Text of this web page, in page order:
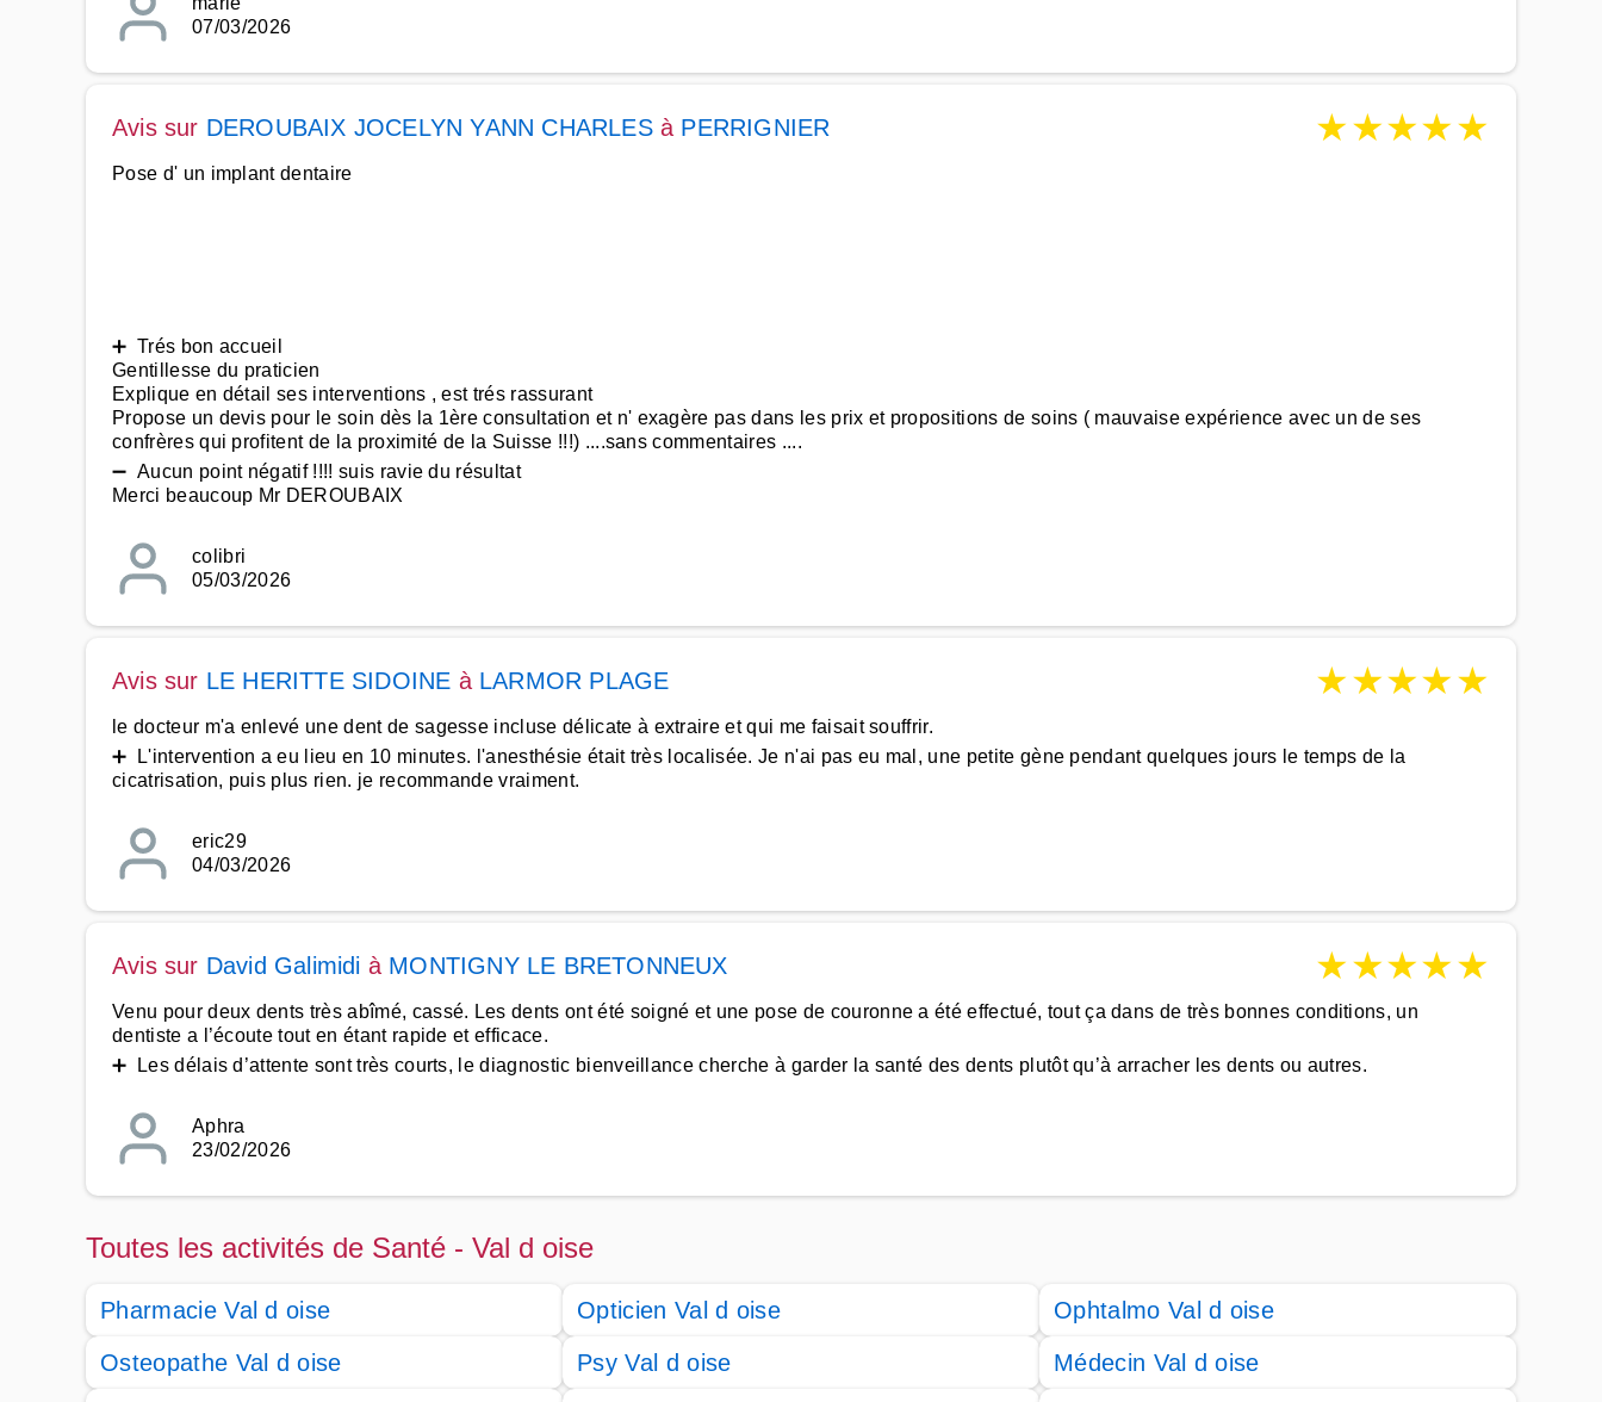
07/03/2026
Avis sur DEROUBAIX JOCELYN YANN CHARLESà PERRIGNIER ★★★★★
Pose d' un implant dentaire
➕ Trés bon accueil
Gentillesse du praticien
Explique en détail ses interventions , est trés rassurant
Propose un devis pour le soin dès la 1ère consultation et n' exagère pas dans les prix et propositions de soins ( mauvaise expérience avec un de ses
confrères qui profitent de la proximité de la Suisse !!!) ....sans commentaires ....
➖ Aucun point négatif !!!! suis ravie du résultat
Merci beaucoup Mr DEROUBAIX
colibri
05/03/2026
Avis sur LE HERITTE SIDOINE à LARMOR PLAGE ★★★★★
le docteur m'a enlevé une dent de sagesse incluse délicate à extraire et qui me faisait souffrir.
➕ L'intervention a eu lieu en 10 minutes. l'anesthésie était très localisée. Je n'ai pas eu mal, une petite gène pendant quelques jours le temps de la
cicatrisation, puis plus rien. je recommande vraiment.
eric29
04/03/2026
Avis sur David Galimidi à MONTIGNY LE BRETONNEUX ★★★★★
Venu pour deux dents très abîmé, cassé. Les dents ont été soigné et une pose de couronne a été effectué, tout ça dans de très bonnes conditions, un
dentiste a l’écoute tout en étant rapide et efficace.
➕ Les délais d’attente sont très courts, le diagnostic bienveillance cherche à garder la santé des dents plutôt qu’à arracher les dents ou autres.
Aphra
23/02/2026
Toutes les activités de Santé - Val d oise
Pharmacie Val d oise Opticien Val d oise
Ophtalmo Val d oise
Osteopathe Val d oise
Psy Val d oise Médecin Val d oise